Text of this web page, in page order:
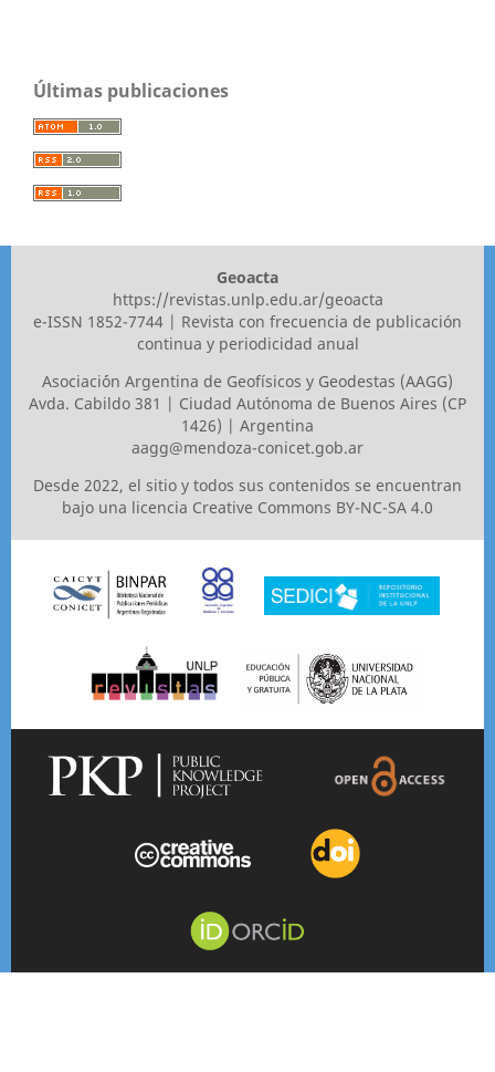
Últimas publicaciones
Geoacta
https://revistas.unlp.edu.ar/geoacta
e-ISSN 1852-7744 | Revista con frecuencia de publicación
continua y periodicidad anual
Asociaci´ón Argentina de Geofísicos y Geodestas (AAGG)
Avda. Cabildo 381 | Ciudad Autónoma de Buenos Aires (CP
1426) | Argentina
aagg@mendoza-conicet.gob.ar
Desde 2022, el sitio y todos sus contenidos se encuentran
bajo una licencia Creative Commons BY-NC-SA 4.0